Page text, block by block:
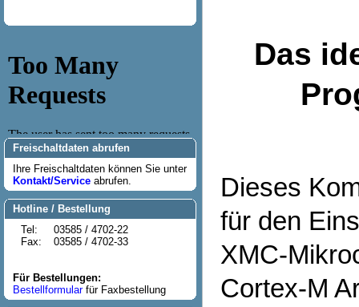
Freischaltdaten abrufen
Ihre Freischaltdaten können Sie unter
Kontakt/Service abrufen.
Hotline / Bestellung
Tel:
Fax:
03585 / 4702-22
03585 / 4702-33
Für Bestellungen:
Bestellformularfür Faxbestellung
Das
Dieses
für den
XMC-
Cortex-M